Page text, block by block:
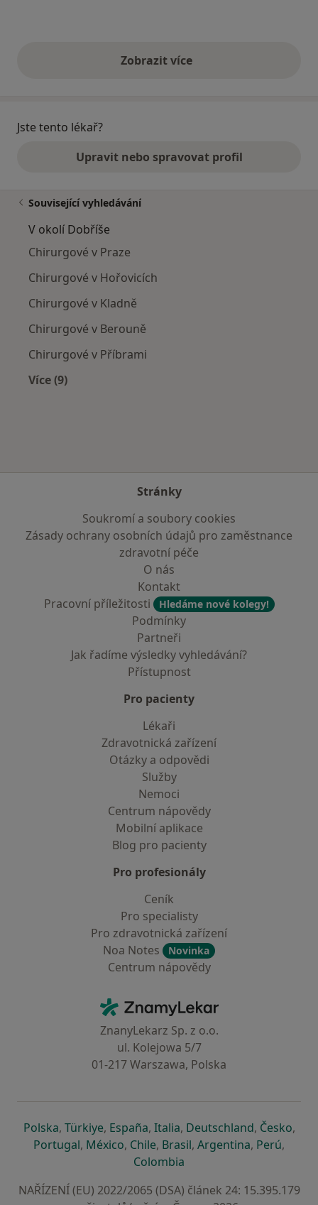
Zobrazit vícevýše uvedené názory
Jste tento lékař?
Upravit nebo spravovat profil
Související vyhledávání
V okolí Dobříše
Chirurgové v Praze
Chirurgové v Hořovicích
Chirurgové v Kladně
Chirurgové v Berouně
Chirurgové v Příbrami
Více (9)
Stránky
Soukromí a soubory cookies
Zásady ochrany osobních údajů pro zaměstnance
zdravotní péče
O nás
Kontakt
Pracovní příležitosti
Hledáme nové kolegy!
Podmínky
Partneři
Jak řadíme výsledky vyhledávání?
Přístupnost
Pro pacienty
Lékaři
Zdravotnická zařízení
Otázky a odpovědi
Služby
Nemoci
Centrum nápovědy
Mobilní aplikace
Blog pro pacienty
Pro profesionály
Ceník
Pro specialisty
Pro zdravotnická zařízení
Noa Notes
Novinka
Centrum nápovědy
ZnamyLekar - Hlavní stránka
ZnanyLekarz Sp. z o.o.
ul. Kolejowa 5/7
01-217 Warszawa, Polska
Polskase otevře v nové záložce
, Türkiyese otevře v nové záložce
, Españase otevře v nové záložce
, Italiase otevře v nové záložce
, Deutschlandse otevře v
, Českose
,
Portugalse otevře v nové záložce
, Méxicose otevře v nové záložce
, Chilese otevře v nové záložce
, Brasilse otevře v nové
, Argentinase otevře v
, Perúse
,
Colombia
NAŘÍZENÍ (EU) 2022/2065 (DSA) článek 24: 15.395.179